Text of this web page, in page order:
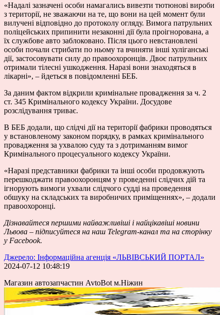
«Надалі зазначені особи намагались вивезти тютюнові вироби
з території, не зважаючи на те, що вони на цей момент були
вилучені відповідно до протоколу огляду. Вимога патрульних
поліцейських припинити незаконні дії була проігнорована, а
їх службове авто заблоковано. Після цього невстановлені
особи почали стрибати по ньому та вчиняти інші хуліганські
дії, застосовувати силу до правоохоронців. Двоє патрульних
отримали тілесні ушкодження. Наразі вони знаходяться в
лікарні», – йдеться в повідомленні БЕБ.
За даним фактом відкрили кримінальне провадження за ч. 2
ст. 345 Кримінального кодексу України. Досудове
розслідування триває.
В БЕБ додали, що слідчі дії на території фабрики проводяться
у встановленому законом порядку, в рамках кримінального
провадження за ухвалою суду та з дотриманням вимог
Кримінального процесуального кодексу України.
«Наразі представники фабрики та інші особи продовжують
перешкоджати правоохоронцям у проведенні слідчих дій та
ігнорують вимоги ухвали слідчого судді на проведення
обшуку на складських та виробничих приміщеннях», – додали
правоохоронці.
Дізнавайтеся першими найважливіші і найцікавіші новини
Львова – підписуйтеся на наш Telegram-канал та на сторінку
у Facebook.
Джерело: Інформаційна агенція «ЛЬВІВСЬКИЙ ПОРТАЛ»
2024-07-12 10:48:19
Магазин автозапчастин AvtoBot м.Ніжин